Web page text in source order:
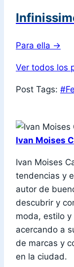
Para ella →
Ver todos los
Post Tags: #
Ivan Moises
Ivan Moises
tendencias y
autor de
descubrir y
moda, estilo y
acercando a
de marcas y
en la ciudad.